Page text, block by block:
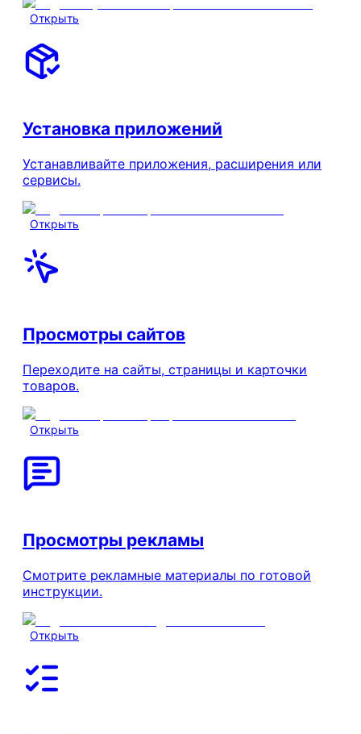
Открыть
Установка приложений
Устанавливайте приложения, расширения или
сервисы.
Открыть
Просмотры сайтов
Переходите на сайты, страницы и карточки
товаров.
Открыть
Просмотры рекламы
Смотрите рекламные материалы по готовой
инструкции.
Открыть